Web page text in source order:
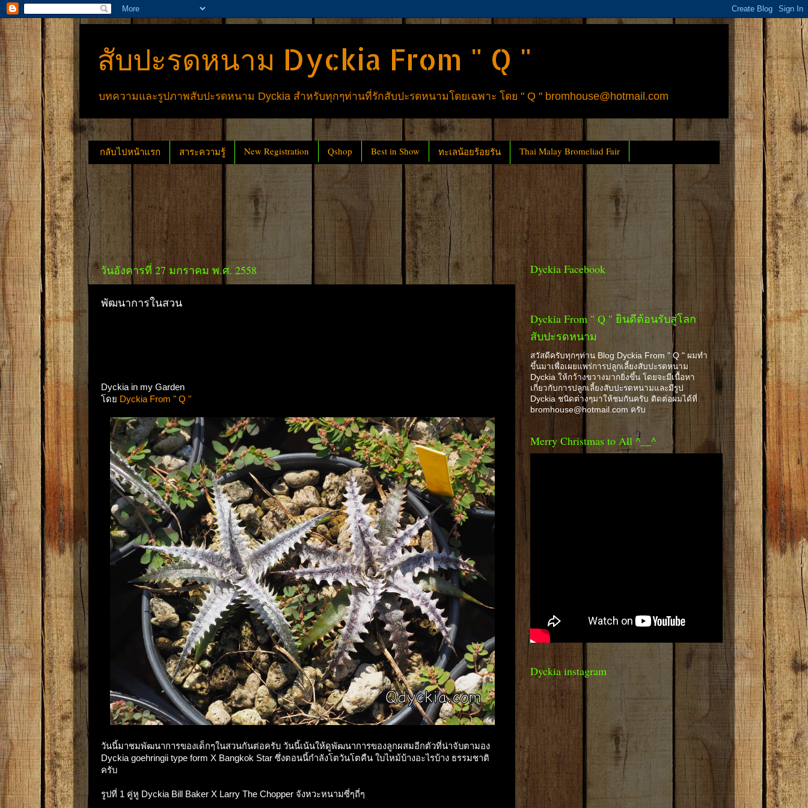
สับปะรดหนาม Dyckia From " Q "
บทความและรูปภาพสับปะรดหนาม Dyckia สำหรับทุกๆท่านที่รักสับปะรดหนามโดยเฉพาะ โดย " Q " bromhouse@hotmail.com
กลับไปหน้าแรก สาระความรู้ New Registration Qshop Best in Show ทะเลน้อยร้อยรัน Thai Malay Bromeliad Fair
วันอังคารที่ 27 มกราคม พ.ศ. 2558
พัฒนาการในสวน
Dyckia in my Garden
โดย Dyckia From " Q "
วันนี้มาชมพัฒนาการของเด็กๆในสวนกันต่อครับ วันนี้เน้นให้ดูพัฒนาการของลูกผสมอีกตัวที่น่าจับตามอง
Dyckia goehringii type form X Bangkok Star ซึ่งตอนนี้กำลังโตวันโตคืน ใบไหม้บ้างอะไรบ้าง ธรรมชาติ
ครับ
รูปที่ 1 คู่หู Dyckia Bill Baker X Larry The Chopper จังหวะหนามซี่ๆถี่ๆ
Dyckia Facebook
Dyckia From " Q " ยินดีต้อนรับสู่โลก
สับปะรดหนาม
สวัสดีครับทุกๆท่าน Blog Dyckia From " Q " ผมทำ
ขึ้นมาเพื่อเผยแพร่การปลูกเลี้ยงสับปะรดหนาม
Dyckia ให้กว้างขวางมากยิ่งขึ้น โดยจะมีเนื้อหา
เกี่ยวกับการปลูกเลี้ยงสับปะรดหนามและมีรูป
Dyckia ชนิดต่างๆมาให้ชมกันครับ ติดต่อผมได้ที่
bromhouse@hotmail.com ครับ
Merry Christmas to All ^__^
Dyckia instagram